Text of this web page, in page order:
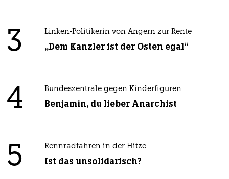
3 Linken-Politikerin von Angern zur Rente
„Dem Kanzler ist der Osten egal“
4 Bundeszentrale gegen Kinderfiguren
Benjamin, du lieber Anarchist
5 Rennradfahren in der Hitze
Ist das unsolidarisch?